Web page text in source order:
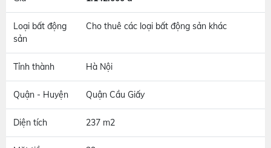
Loại bất động
sản
Cho thuê các loại bất động sản khác
Tỉnh thành Hà Nội
Quận - Huyện Quận Cầu Giấy
Diện tích 237 m2